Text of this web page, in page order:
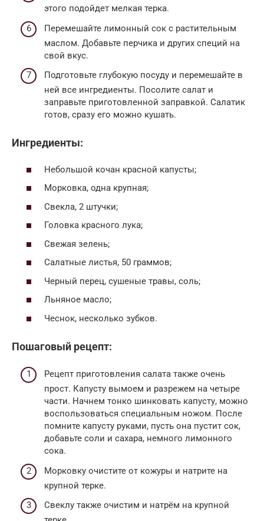
этого подойдет мелкая терка.
Перемешайте лимонный сок с растительным
маслом. Добавьте перчика и других специй на
свой вкус.
Подготовьте глубокую посуду и перемешайте в
ней все ингредиенты. Посолите салат и
заправьте приготовленной заправкой. Салатик
готов, сразу его можно кушать.
Ингредиенты:
Небольшой кочан красной капусты;
Морковка, одна крупная;
Свекла, 2 штучки;
Головка красного лука;
Свежая зелень;
Салатные листья, 50 граммов;
Черный перец, сушеные травы, соль;
Льняное масло;
Чеснок, несколько зубков.
Пошаговый рецепт:
Рецепт приготовления салата также очень
прост. Капусту вымоем и разрежем на четыре
части. Начнем тонко шинковать капусту, можно
воспользоваться специальным ножом. После
помните капусту руками, пусть она пустит сок,
добавьте соли и сахара, немного лимонного
сока.
Морковку очистите от кожуры и натрите на
крупной терке.
Свеклу также очистим и натрём на крупной